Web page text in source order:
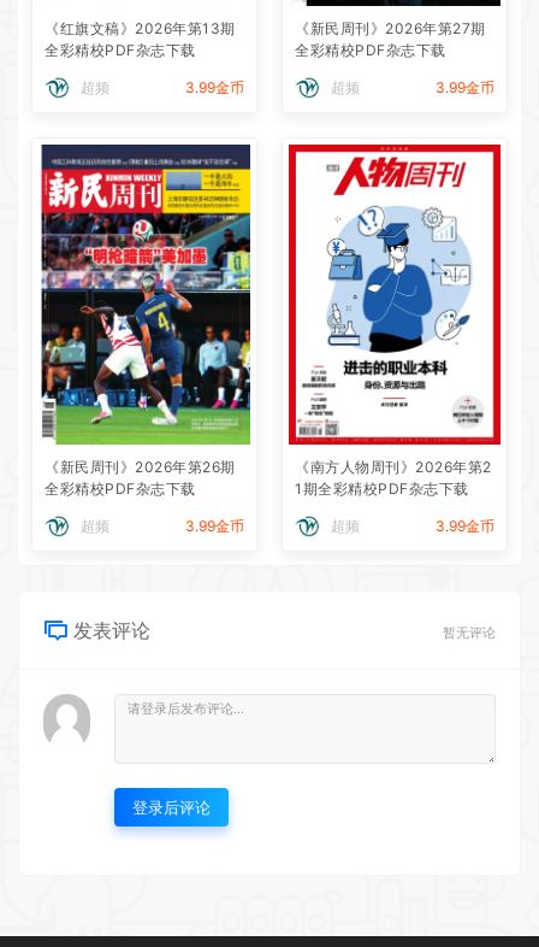
《红旗文稿》2026年第13期
全彩精校PDF杂志下载
超频 3.99金币
《新民周刊》2026年第27期
全彩精校PDF杂志下载
超频 3.99金币
《新民周刊》2026年第26期
全彩精校PDF杂志下载
超频 3.99金币
《南方人物周刊》2026年第2
1期全彩精校PDF杂志下载
超频 3.99金币
发表评论 暂无评论
登录后评论